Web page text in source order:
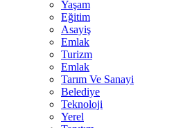
Yaşam
Eğitim
Asayiş
Emlak
Turizm
Emlak
Tarım Ve Sanayi
Belediye
Teknoloji
Yerel